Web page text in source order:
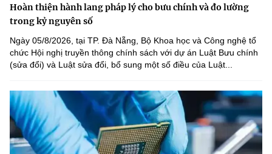
Hoàn thiện hành lang pháp lý cho bưu chính và đo lường
trong kỷ nguyên số
Ngày 05/8/2026, tại TP. Đà Nẵng, Bộ Khoa học và Công nghệ tổ
chức Hội nghị truyền thông chính sách với dự án Luật Bưu chính
(sửa đổi) và Luật sửa đổi, bổ sung một số điều của Luật...